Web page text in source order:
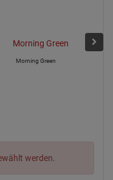
Morning Green
werden.